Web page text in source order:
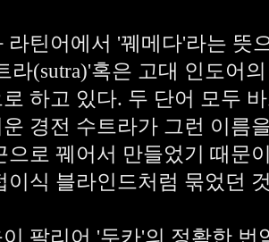
라틴어에서 '꿰메다'라는 뜻
라(sutra)'혹은 고대 인도어
하고 있다. 두 단어 모두
경전 수트라가 그런 이름
으로 꿰어서 만들었기 때문
이식 블라인드처럼 묶었던
팔리어 '두카'의 정확한